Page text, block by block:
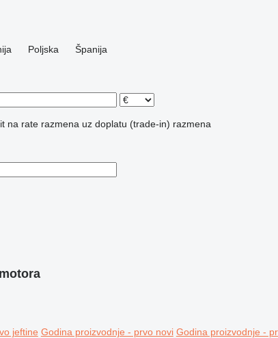
Poljska
Španija
na rate razmena uz doplatu (trade-in) razmena
jeftine Godina proizvodnje - prvo novi Godina proizvodnje -